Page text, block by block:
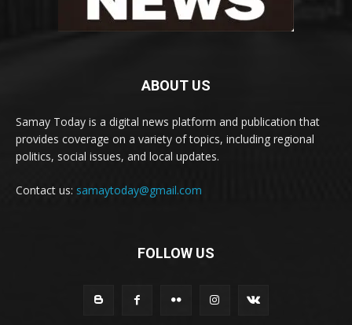
ABOUT US
Samay Today is a digital news platform and publication that
provides coverage on a variety of topics, including regional
politics, social issues, and local updates.
Contact us: samaytoday@gmail.com
FOLLOW US